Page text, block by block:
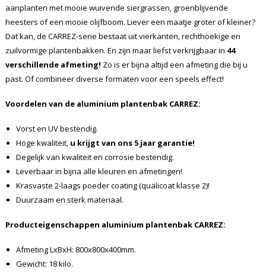
aanplanten met mooie wuivende siergrassen, groenblijvende
heesters of een mooie olijfboom. Liever een maatje groter of kleiner?
Dat kan, de CARREZ-serie bestaat uit vierkanten, rechthoekige en
zuilvormige plantenbakken. En zijn maar liefst verkrijgbaar in 44
verschillende afmeting! Zo is er bijna altijd een afmeting die bij u
past. Of combineer diverse formaten voor een speels effect!
Voordelen van de aluminium plantenbak CARREZ:
Vorst en UV bestendig.
Hoge kwaliteit, u krijgt van ons 5 jaar garantie!
Degelijk van kwaliteit en corrosie bestendig.
Leverbaar in bijna alle kleuren en afmetingen!
Krasvaste 2-laags poeder coating (qualicoat klasse 2)!
Duurzaam en sterk materiaal.
Producteigenschappen aluminium plantenbak CARREZ:
Afmeting LxBxH: 800x800x400mm.
Gewicht: 18 kilo.